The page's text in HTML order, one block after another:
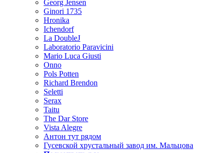
Georg Jensen
Ginori 1735
Hronika
Ichendorf
La DoubleJ
Laboratorio Paravicini
Mario Luca Giusti
Onno
Pols Potten
Richard Brendon
Seletti
Serax
Taitu
The Dar Store
Vista Alegre
Антон тут рядом
Гусевской хрустальный завод им. Мальцова